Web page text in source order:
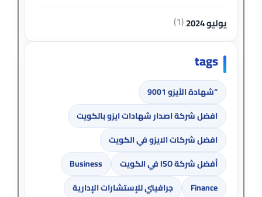
يوليو 2024 (1)
tags
“شهادة الأيزو 9001
افضل شركة اصدار شهادات ايزو بالكويت
افضل شركات الايزو في الكويت
أفضل شركة ISO في الكويت
Business
Finance
جرافيتي للإستشارات الإدارية